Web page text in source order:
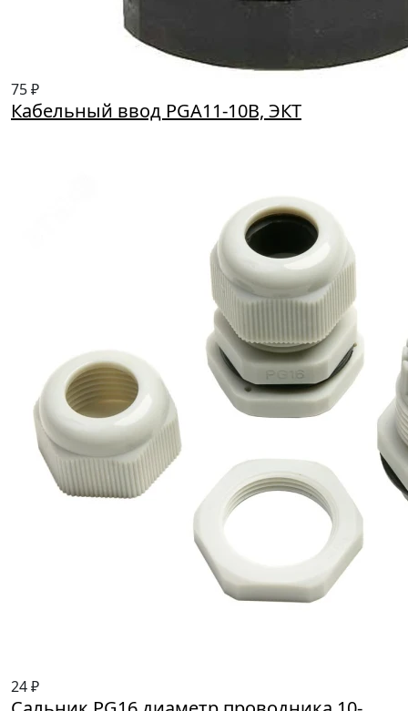
75 ₽
Кабельный ввод PGA11-10B, ЭКТ
24 ₽